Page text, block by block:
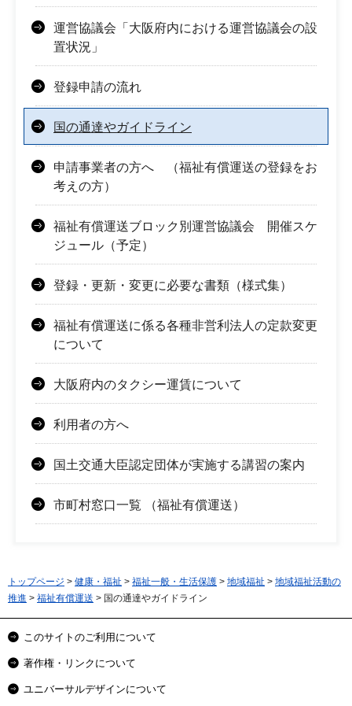
運営協議会「大阪府内における運営協議会の設
置状況」
登録申請の流れ
国の通達やガイドライン
申請事業者の方へ （福祉有償運送の登録をお
考えの方）
福祉有償運送ブロック別運営協議会 開催スケ
ジュール（予定）
登録・更新・変更に必要な書類（様式集）
福祉有償運送に係る各種非営利法人の定款変更
について
大阪府内のタクシー運賃について
利用者の方へ
国土交通大臣認定団体が実施する講習の案内
市町村窓口一覧 （福祉有償運送）
トップページ > 健康・福祉 > 福祉一般・生活保護 > 地域福祉 > 地域福祉活動の
推進 > 福祉有償運送 > 国の通達やガイドライン
このサイトのご利用について
著作権・リンクについて
ユニバーサルデザインについて